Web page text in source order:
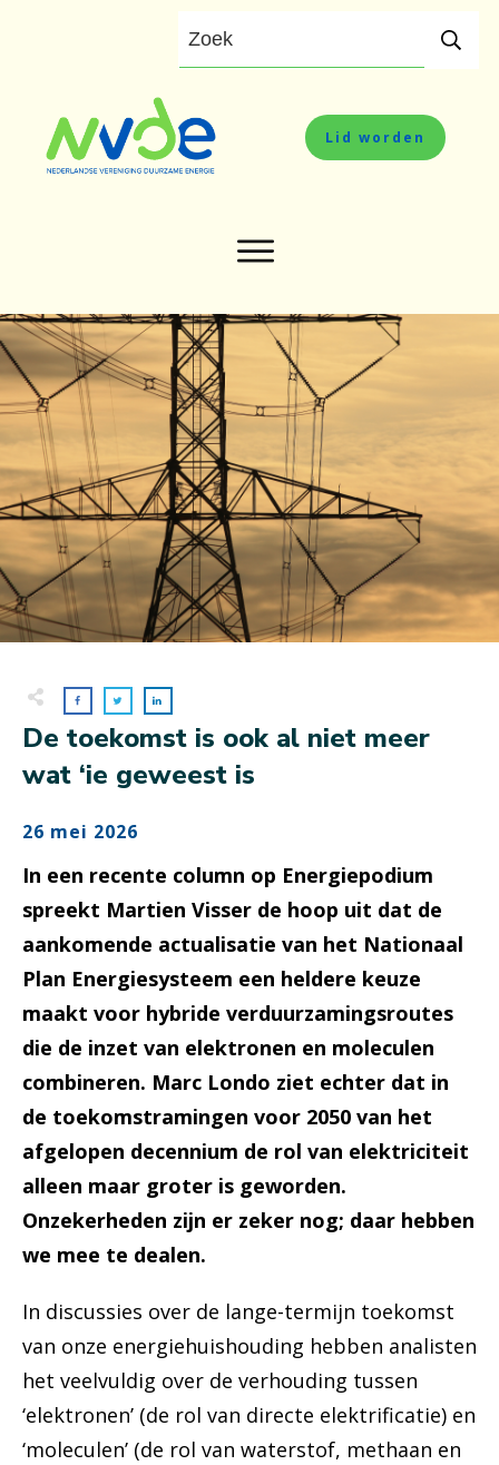
Lid worden
De toekomst is ook al niet meer
wat ‘ie geweest is
26 mei 2026
In een recente column op Energiepodium
spreekt Martien Visser de hoop uit dat de
aankomende actualisatie van het Nationaal
Plan Energiesysteem een heldere keuze
maakt voor hybride verduurzamingsroutes
die de inzet van elektronen en moleculen
combineren. Marc Londo ziet echter dat in
de toekomstramingen voor 2050 van het
afgelopen decennium de rol van elektriciteit
alleen maar groter is geworden.
Onzekerheden zijn er zeker nog; daar hebben
we mee te dealen.
In discussies over de lange-termijn toekomst
van onze energiehuishouding hebben analisten
het veelvuldig over de verhouding tussen
‘elektronen’ (de rol van directe elektrificatie) en
‘moleculen’ (de rol van waterstof, methaan en